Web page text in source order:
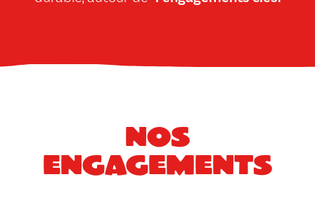
Nos
engagements